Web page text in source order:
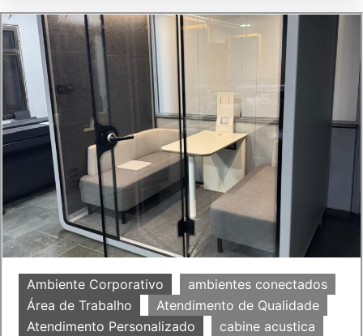
Ambiente Corporativo
ambientes conectados
Área de Trabalho
Atendimento de Qualidade
Atendimento Personalizado
cabine acustica